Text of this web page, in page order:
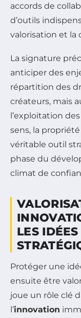
accords de
d’outils
valorisation et la
La signature
anticiper des
répartition des
créateurs, mais
l’exploitation
sens, la
véritable outil
phase du
climat de
LES
Protéger une
ensuite être
joue un rôle clé
l’innovation